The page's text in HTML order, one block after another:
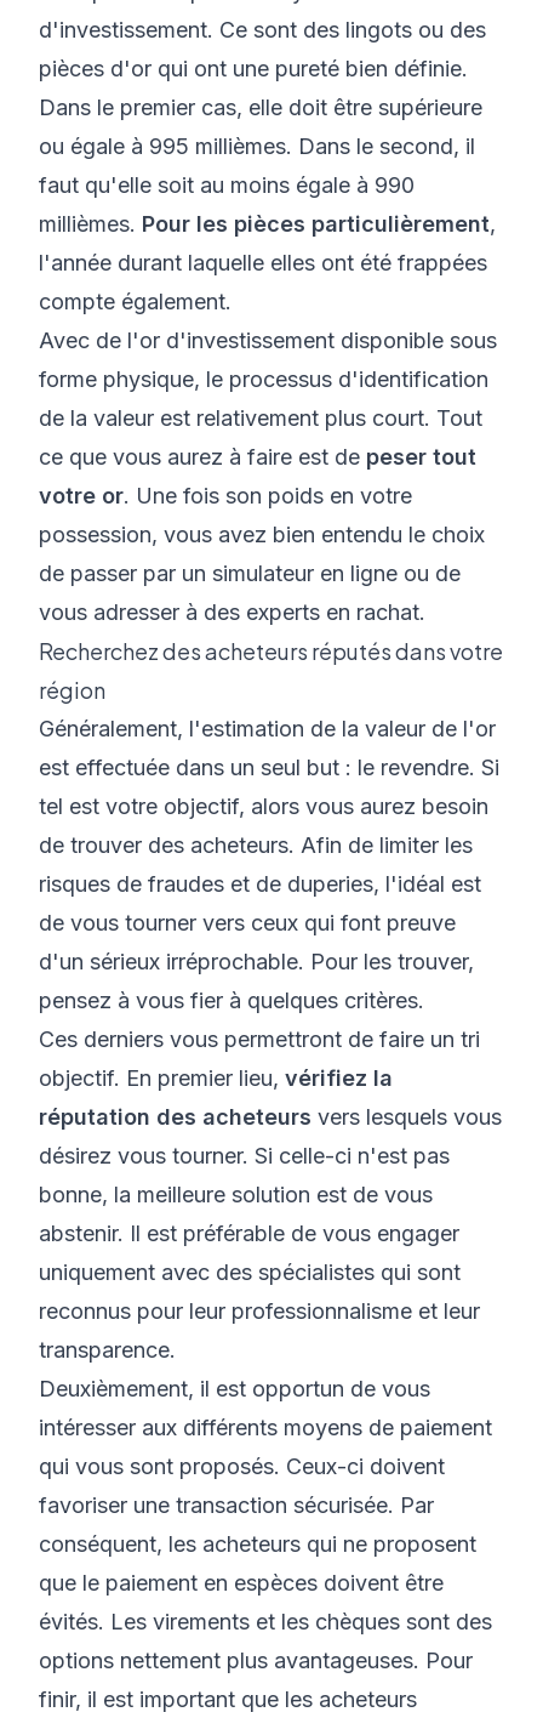
d'investissement. Ce sont des lingots ou des
pièces d'or qui ont une pureté bien définie.
Dans le premier cas, elle doit être supérieure
ou égale à 995 millièmes. Dans le second, il
faut qu'elle soit au moins égale à 990
millièmes. Pour les pièces particulièrement,
l'année durant laquelle elles ont été frappées
compte également.
Avec de l'or d'investissement disponible sous
forme physique, le processus d'identification
de la valeur est relativement plus court. Tout
ce que vous aurez à faire est de peser tout
votre or. Une fois son poids en votre
possession, vous avez bien entendu le choix
de passer par un simulateur en ligne ou de
vous adresser à des experts en rachat.
Recherchez des acheteurs réputés dans votre
région
Généralement, l'estimation de la valeur de l'or
est effectuée dans un seul but : le revendre. Si
tel est votre objectif, alors vous aurez besoin
de trouver des acheteurs. Afin de limiter les
risques de fraudes et de duperies, l'idéal est
de vous tourner vers ceux qui font preuve
d'un sérieux irréprochable. Pour les trouver,
pensez à vous fier à quelques critères.
Ces derniers vous permettront de faire un tri
objectif. En premier lieu, vérifiez la
réputation des acheteurs vers lesquels vous
désirez vous tourner. Si celle-ci n'est pas
bonne, la meilleure solution est de vous
abstenir. Il est préférable de vous engager
uniquement avec des spécialistes qui sont
reconnus pour leur professionnalisme et leur
transparence.
Deuxièmement, il est opportun de vous
intéresser aux différents moyens de paiement
qui vous sont proposés. Ceux-ci doivent
favoriser une transaction sécurisée. Par
conséquent, les acheteurs qui ne proposent
que le paiement en espèces doivent être
évités. Les virements et les chèques sont des
options nettement plus avantageuses. Pour
finir, il est important que les acheteurs